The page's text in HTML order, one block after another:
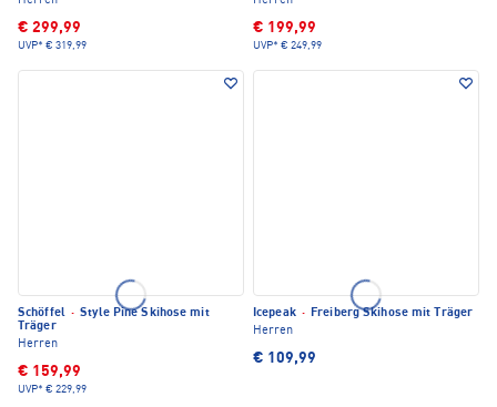
€ 299,99
UVP* € 319,99
€ 199,99
UVP* € 249,99
Schöffel · Style Pine Skihose mit
Träger
Herren
€ 159,99
UVP* € 229,99
Icepeak · Freiberg Skihose mit Träger
Herren
€ 109,99